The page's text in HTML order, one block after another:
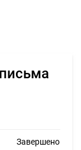
Завершено